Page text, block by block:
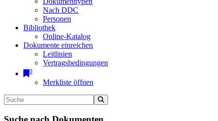
Nach DDC
Personen
Bibliothek
Online-Katalog
Dokumente einreichen
Leitlinien
Vertragsbedingungen
0
Merkliste öffnen